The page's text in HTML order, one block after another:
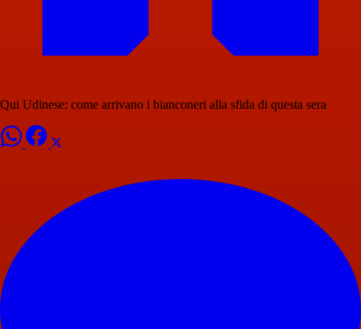
Qui Udinese: come arrivano i bianconeri alla sfida di questa sera